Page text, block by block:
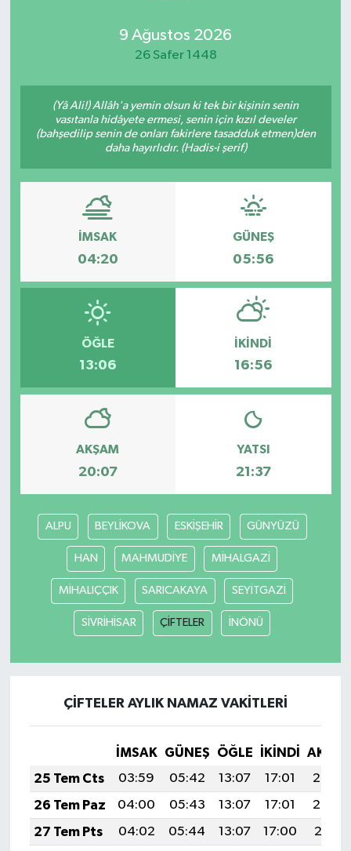
9 Ağustos 2026
26 Safer 1448
(Yâ Ali!) Allâh'a yemin olsun ki tek bir kişinin senin
vasıtanla hidâyete ermesi, senin için kızıl develer
(bahşedilip senin de onları fakirlere tasadduk etmen)den
daha hayırlıdır. (Hadis-i şerif)
İMSAK
04:20
GÜNEŞ
05:56
ÖĞLE
13:06
İKINDI
16:56
AKŞAM
20:07
YATSI
21:37
ALPU BEYLİKOVA ESKİŞEHİR GÜNYÜZÜ
HAN MAHMUDİYE MİHALGAZİ
MİHALIÇÇIK SARICAKAYA SEYİTGAZİ
SİVRİHİSAR ÇİFTELER İNÖNÜ
ÇİFTELER AYLIK NAMAZ VAKITLERI
İMSAK GÜNEŞ ÖĞLE İKINDI
25 Tem Cts
03:59 05:42 13:07 17:01
20:23
26 Tem Paz
04:00 05:43 13:07 17:01
20:22
27 Tem Pts
04:02 05:44 13:07 17:00
20:21
Yaşam